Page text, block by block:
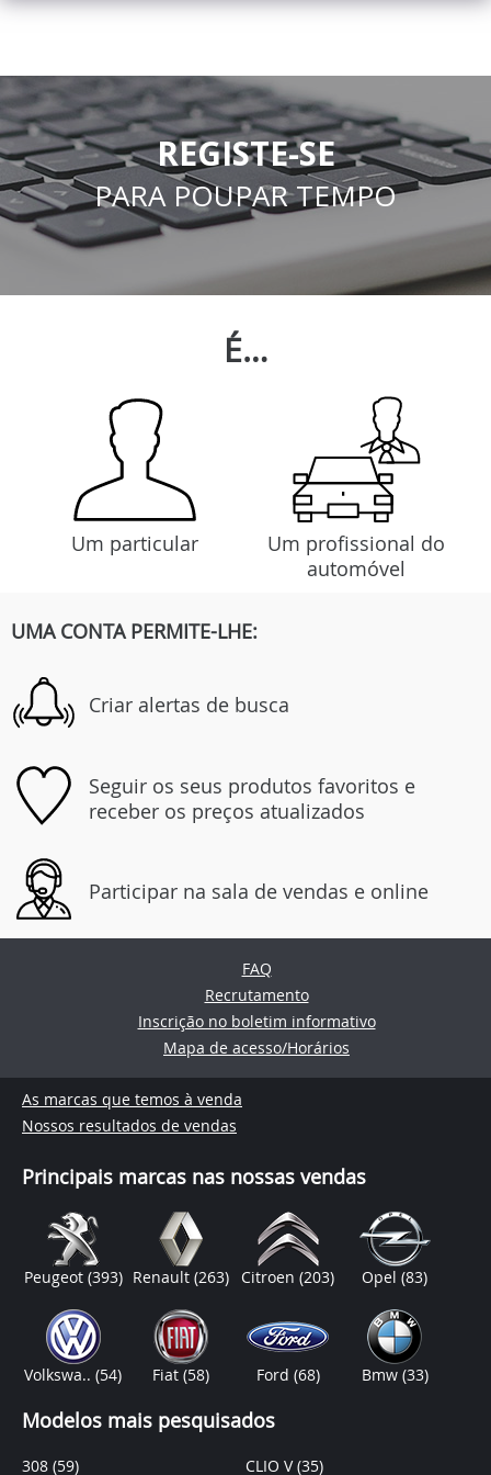
REGISTE-SE
PARA POUPAR TEMPO
É…
Um particular
Um profissional do
automóvel
UMA CONTA PERMITE-LHE:
Criar alertas de busca
Seguir os seus produtos favoritos e
receber os preços atualizados
Participar na sala de vendas e online
FAQ
Recrutamento
Inscrição no boletim informativo
Mapa de acesso/Horários
As marcas que temos à venda
Nossos resultados de vendas
Principais marcas nas nossas vendas
Peugeot (393) Renault (263) Citroen(203) Opel(83)
Volkswa..(54) Fiat (58) Ford (68) Bmw (33)
Modelos mais pesquisados
308 (59) CLIO V(35)